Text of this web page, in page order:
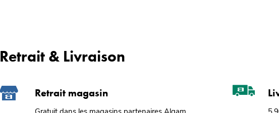
Retrait & Livraison
Retrait magasin